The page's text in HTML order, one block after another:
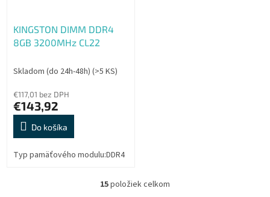
KINGSTON DIMM DDR4
8GB 3200MHz CL22
Skladom (do 24h-48h) (>5 KS)
€117,01 bez DPH
€143,92
Do košíka
Typ pamäťového modulu:DDR4
O
15položiek celkom